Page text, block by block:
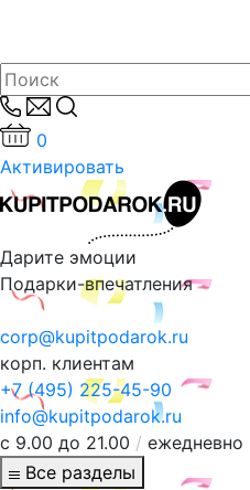
0
Активировать
Дарите эмоции
Подарки-впечатления
corp@kupitpodarok.ru
корп. клиентам
+7 (495) 225-45-90
info@kupitpodarok.ru
с 9.00 до 21.00 / ежедневно
Все разделы